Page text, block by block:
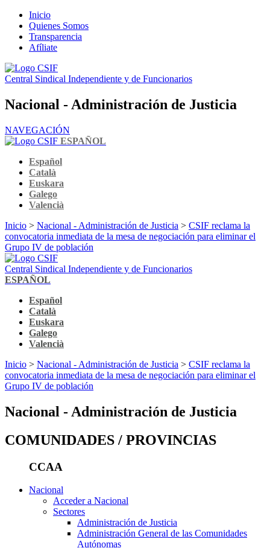
Inicio
Quienes Somos
Transparencia
Afíliate
Central Sindical Independiente y de Funcionarios
Nacional - Administración de Justicia
NAVEGACIÓN
ESPAÑOL
Español
Català
Euskara
Galego
Valencià
Inicio > Nacional - Administración de Justicia > CSIF reclama la
convocatoria inmediata de la mesa de negociación para eliminar el
Grupo IV de población
Central Sindical Independiente y de Funcionarios
ESPAÑOL
Español
Català
Euskara
Galego
Valencià
Inicio > Nacional - Administración de Justicia > CSIF reclama la
convocatoria inmediata de la mesa de negociación para eliminar el
Grupo IV de población
Nacional - Administración de Justicia
COMUNIDADES / PROVINCIAS
CCAA
Nacional
Acceder a Nacional
Sectores
Administración de Justicia
Administración General de las Comunidades
Autónomas